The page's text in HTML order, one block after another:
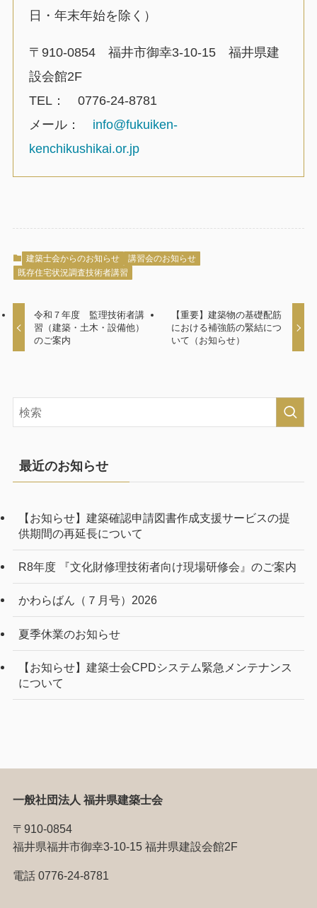
日・年末年始を除く）
〒910-0854 福井市御幸3-10-15 福井県建
設会館2F
TEL： 0776-24-8781
メール： info@fukuiken-
kenchikushikai.or.jp
建築士会からのお知らせ
講習会のお知らせ
既存住宅状況調査技術者講習
令和７年度 監理技術者講
習（建築・土木・設備他）
のご案内
【重要】建築物の基礎配筋
における補強筋の緊結につ
いて（お知らせ）
最近のお知らせ
【お知らせ】建築確認申請図書作成支援サービスの提
供期間の再延長について
R8年度 『文化財修理技術者向け現場研修会』のご案内
かわらばん（７月号）2026
夏季休業のお知らせ
【お知らせ】建築士会CPDシステム緊急メンテナンス
について
一般社団法人 福井県建築士会
〒910-0854
福井県福井市御幸3-10-15 福井県建設会館2F
電話 0776-24-8781